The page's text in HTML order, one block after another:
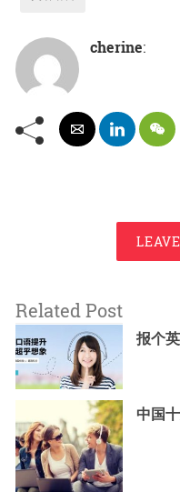
cherine:
Related Post
报个
中国